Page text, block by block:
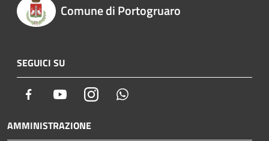
Comune di Portogruaro
SEGUICI SU
Facebook YoutubeInstagram
AMMINISTRAZIONE